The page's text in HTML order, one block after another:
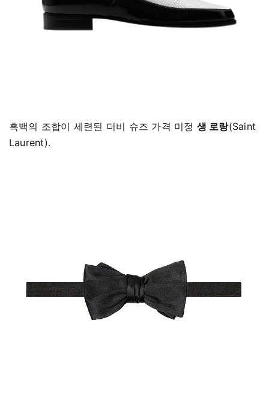
흑백의 조합이 세련된 더비 슈즈 가격 미정 생 로랑(Saint
Laurent).